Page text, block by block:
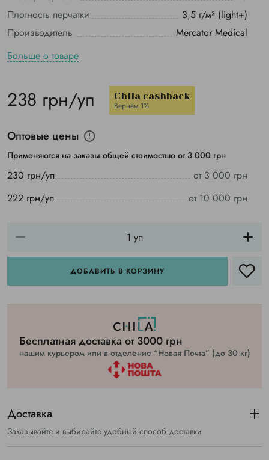
Плотность перчатки
3,5 г/м² (light+)
Производитель
Mercator Medical
Больше о товаре
238 грн/уп Chila cashback
Вернём 1%
Оптовые цены
Применяются на заказы общей стоимостью от 3 000 грн
230 грн/уп
от 3 000 грн
222 грн/уп
от 10 000 грн
ДОБАВИТЬ В КОРЗИНУ
Бесплатная доставка от 3000 грн
нашим курьером или в отделение “Новая Почта” (до 30 кг)
Доставка
Заказывайте и выбирайте удобный способ доставки